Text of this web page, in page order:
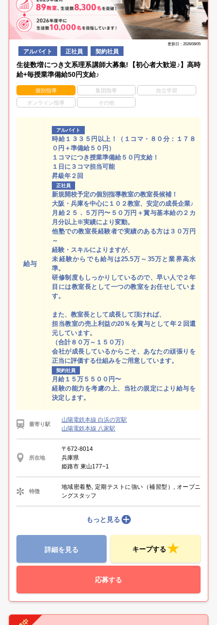
更新日：2026/08/05
アルバイト 正社員 契約社員
生徒数増につき文系理系講師大募集!【初心者大歓迎♪】高時
給+毎授業準備給50円支給♪
個別指導 集団指導 自立学習
オンライン指導 その他
給与
アルバイト
時給１３３５円以上！（１コマ・８０分：１７８
０円＋準備給５０円）
１コマにつき授業準備給５０円支給！
１日に３コマ担当可能
昇級年２回
正社員
新規開校予定の個別指導教室の教室長候補！
大阪・兵庫を中心に１０２教室、安定の成長企業♪
月給２５．５万円〜５０万円＋賞与基本給の２カ
月分以上※実績により変動。
他塾での教室長経験者で実績のある方は３０万円
～
経験・スキルによりますが、
未経験からでも給与は25.5万～35万と業界高水
準。
研修制度もしっかりしているので、早い人で２年
目には教室長として一つの教室をお任せしていま
す。
また、教室長として成長して頂ければ、
担当教室の売上利益の20％を賞与として年２回還
元しています。
（合計８０万～１５０万）
会社が成長しているからこそ、あなたの頑張りを
正当に評価する仕組みをご用意しています。
契約社員
月給１５万５５００円〜
経験の能力を考慮の上、当社の規定により給与を
決定します。
最寄り駅
山陽電鉄本線 白浜の宮駅
山陽電鉄本線 八家駅
所在地
〒672-8014
兵庫県
姫路市 東山177−1
特徴
地域密着塾, 定期テストに強い（補習型）, オープニ
ングスタッフ
もっと見る
詳細を見る キープする
応募する